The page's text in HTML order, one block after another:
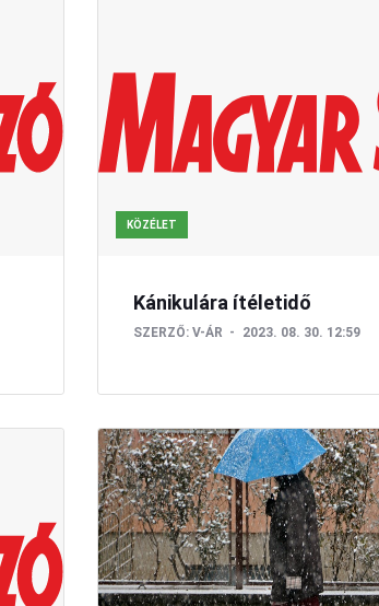
KÖZÉLET
Kánikulára ítéletidő
SZERZŐ: V-ÁR 2023. 08. 30. 12:59